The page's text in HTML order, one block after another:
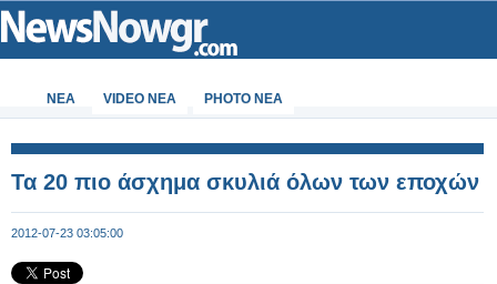
ΝΕΑ VIDEO NEA PHOTO NEA
Τα 20 πιο άσχημα σκυλιά όλων των εποχών
2012-07-23 03:05:00